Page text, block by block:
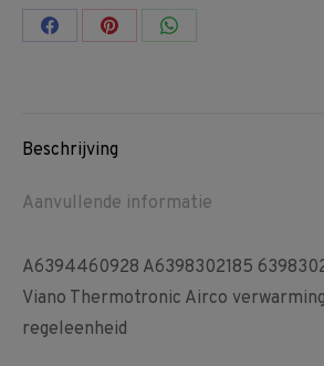
Share Share Share
Beschrijving
Aanvullende informatie
A6394460928 A6398302185
Viano Thermotronic Airco
regeleenheid